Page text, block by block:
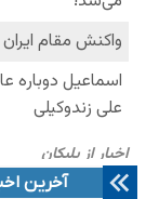
آخرین